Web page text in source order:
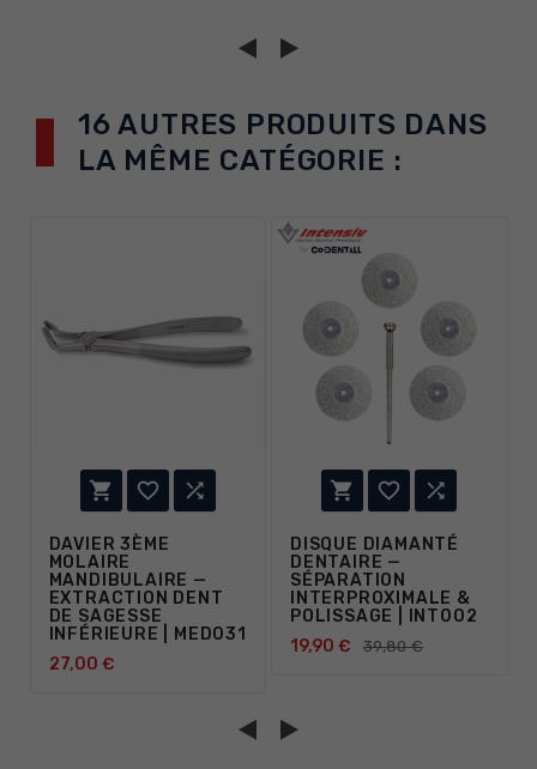
16 AUTRES PRODUITS DANS
LA MÊME CATÉGORIE :
  
DAVIER 3ÈME
MOLAIRE
MANDIBULAIRE —
EXTRACTION DENT
DE SAGESSE
INFÉRIEURE | MED031
27,00 €
  
DISQUE DIAMANTÉ
DENTAIRE —
SÉPARATION
INTERPROXIMALE &
POLISSAGE | INT002
19,90 €
39,80 €